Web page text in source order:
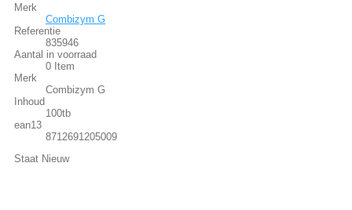
Merk
Combizym G
Referentie
835946
Aantal in voorraad
0 Item
Merk
Combizym G
Inhoud
100tb
ean13
8712691205009
Staat Nieuw